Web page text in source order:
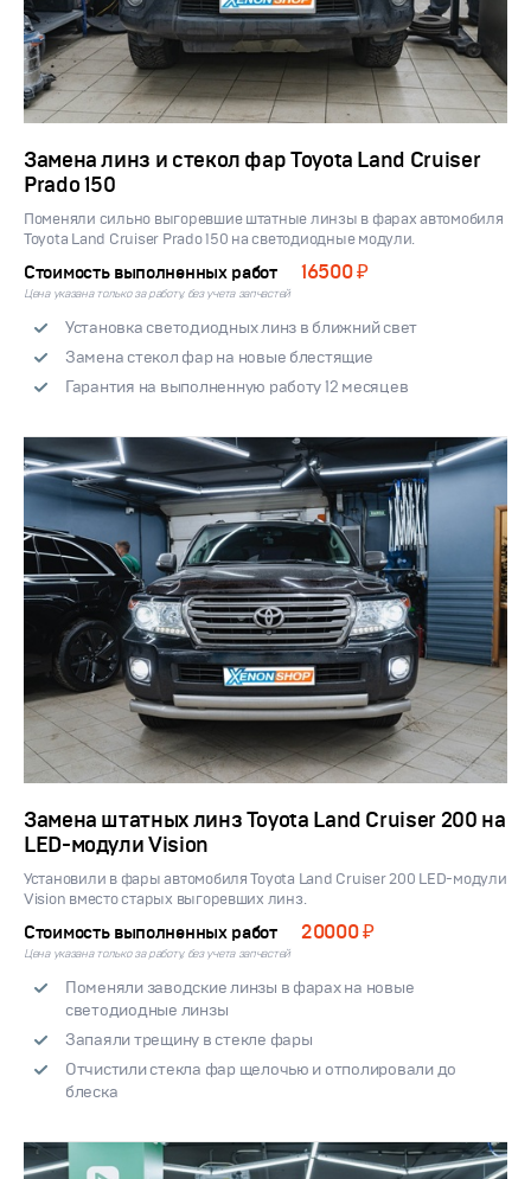
Замена линз и стекол фар Toyota Land Cruiser
Prado 150
Поменяли сильно выгоревшие штатные линзы в фарах автомобиля
Toyota Land Cruiser Prado 150 на светодиодные модули.
Стоимость выполненных работ 16500 ₽
Цена указана только за работу, без учета запчастей
Установка светодиодных линз в ближний свет
Замена стекол фар на новые блестящие
Гарантия на выполненную работу 12 месяцев
Замена штатных линз Toyota Land Cruiser 200 на
LED-модули Vision
Установили в фары автомобиля Toyota Land Cruiser 200 LED-модули
Vision вместо старых выгоревших линз.
Стоимость выполненных работ 20000 ₽
Цена указана только за работу, без учета запчастей
Поменяли заводские линзы в фарах на новые
светодиодные линзы
Запаяли трещину в стекле фары
Отчистили стекла фар щелочью и отполировали до
блеска